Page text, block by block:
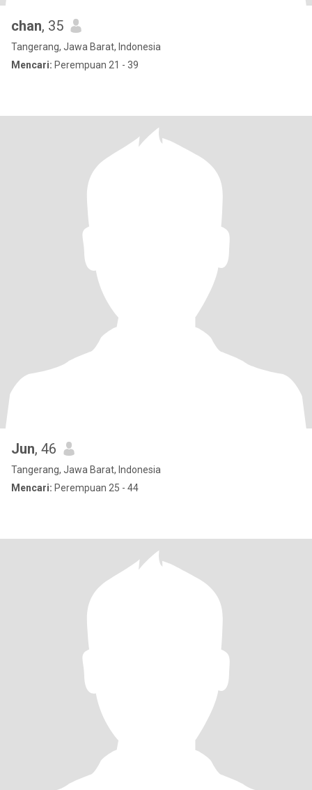
chan, 35
Tangerang, Jawa Barat, Indonesia
Mencari: Perempuan 21 - 39
Jun, 46
Tangerang, Jawa Barat, Indonesia
Mencari: Perempuan 25 - 44